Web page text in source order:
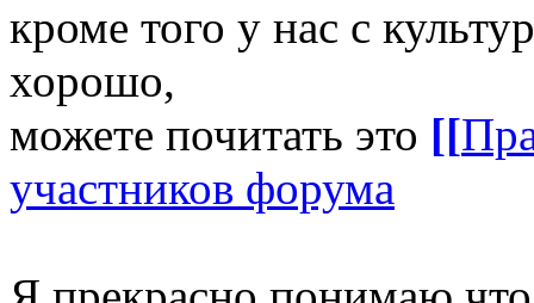
кроме того у нас с
хорошо,
можете почитать это [[
участников форума